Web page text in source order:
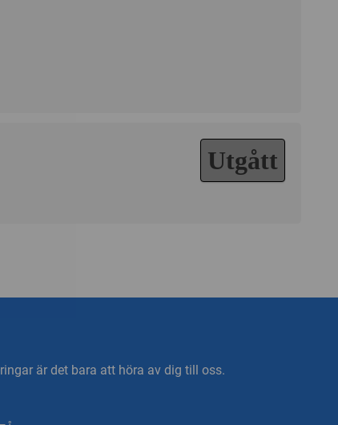
Utgått
är det bara att höra av dig till oss.